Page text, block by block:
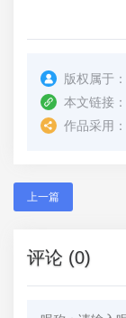
版权属于：
本文链接：
作品采用：
上一篇
评论 (0)